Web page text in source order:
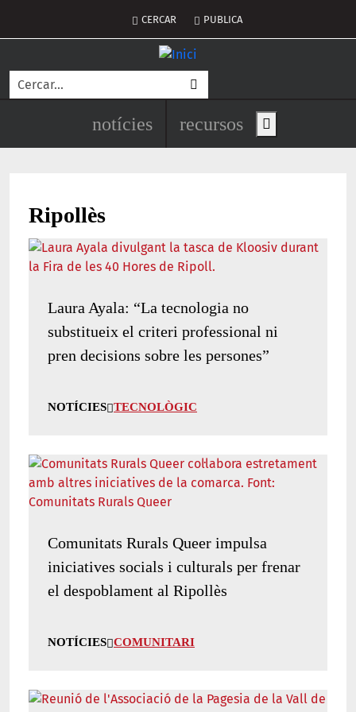
Menú del compte d'usuari
CERCAR PUBLICA
Cerca
Navegació principal de
notícies recursos Show main
Ripollès
Laura Ayala: “La tecnologia no
substitueix el criteri professional ni
pren decisions sobre les persones”
NOTÍCIES TECNOLÒGIC
Comunitats Rurals Queer impulsa
iniciatives socials i culturals per frenar
el despoblament al Ripollès
NOTÍCIES COMUNITARI